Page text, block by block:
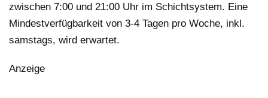
zwischen 7:00 und 21:00 Uhr im Schichtsystem. Eine
Mindestverfügbarkeit von 3-4 Tagen pro Woche, inkl.
samstags, wird erwartet.
Anzeige